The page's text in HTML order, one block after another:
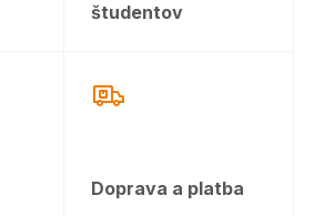
študentov
Doprava a platba